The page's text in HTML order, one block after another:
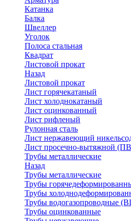
Катанка
Балка
Швеллер
Уголок
Полоса стальная
Квадрат
Листовой прокат
Назад
Листовой прокат
Лист горячекатаный
Лист холоднокатаный
Лист оцинкованный
Лист рифленый
Рулонная сталь
Лист нержавеющий
Лист просечно-вытяжной
Трубы металлические
Назад
Трубы металлические
Трубы
Трубы
Трубы водогазопроводные
Трубы оцинкованные